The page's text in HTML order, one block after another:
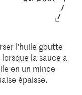
l'huile goutte
la sauce a
en un mince
épaisse.